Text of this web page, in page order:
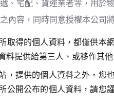
、宅配、貨運業者等，用於
內容，同時同意授權本公司
取得的個人資料，都僅供本
料提供給第三人、或移作其他
，提供的個人資料之外，您
公開公布的個人資料，請您